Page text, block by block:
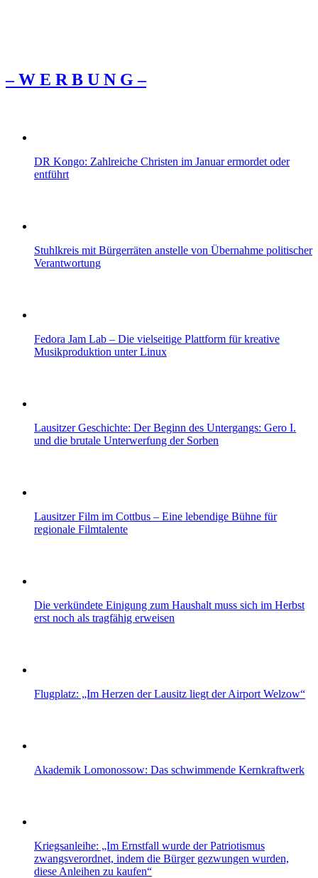
– W Ε R Β U Ν G –
DR Kongo: Zahlreiche Christen im Januar ermordet oder
entführt
Stuhlkreis mit Bürgerräten anstelle von Übernahme politischer
Verantwortung
Fedora Jam Lab – Die vielseitige Plattform für kreative
Musikproduktion unter Linux
Lausitzer Geschichte: Der Beginn des Untergangs: Gero I.
und die brutale Unterwerfung der Sorben
Lausitzer Film im Cottbus – Eine lebendige Bühne für
regionale Filmtalente
Die verkündete Einigung zum Haushalt muss sich im Herbst
erst noch als tragfähig erweisen
Flugplatz: „Im Herzen der Lausitz liegt der Airport Welzow“
Akademik Lomonossow: Das schwimmende Kernkraftwerk
Kriegsanleihe: „Im Ernstfall wurde der Patriotismus
zwangsverordnet, indem die Bürger gezwungen wurden,
diese Anleihen zu kaufen“